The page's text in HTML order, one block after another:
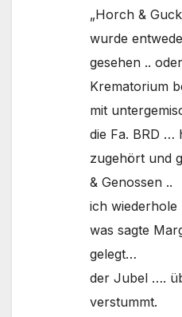
„Horch &
wurde
gesehen ..
Krematorium
mit
die Fa. BRD …
zugehört und
& Genossen ..
ich wiederhole
was sagte
gelegt…
der Jubel ….
verstummt.